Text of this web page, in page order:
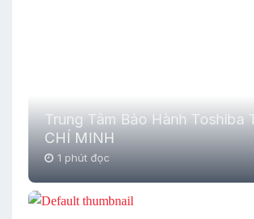
Trung Tâm Bảo Hành Toshiba
CHÍ MINH
1 phút đọc